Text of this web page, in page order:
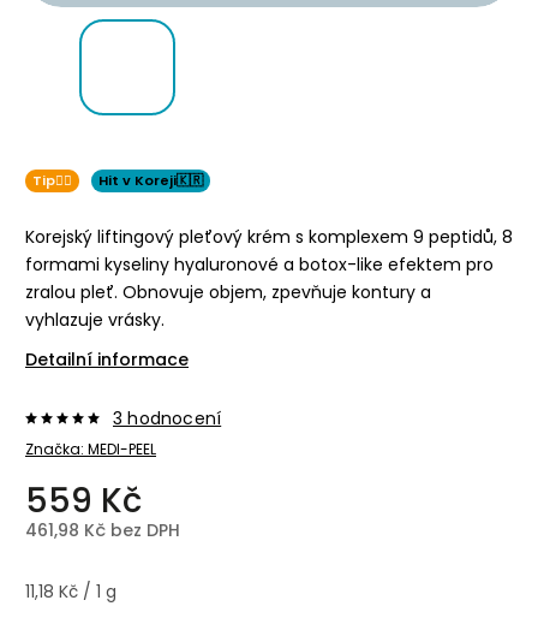
Tip👌🏻 Hit v Koreji🇰🇷
Korejský liftingový pleťový krém s komplexem 9 peptidů, 8
formami kyseliny hyaluronové a botox-like efektem pro
zralou pleť. Obnovuje objem, zpevňuje kontury a
vyhlazuje vrásky.
Detailní informace
Značka: MEDI-PEEL
3 hodnocení
559 Kč
461,98 Kč bez DPH
11,18 Kč / 1 g